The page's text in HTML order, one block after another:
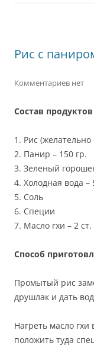
Рис с
Комментариев нет
Состав
1. Рис (желательно
2. Панир – 150 гр.
3. Зеленый
4. Холодная вода –
5. Соль
6. Специи
7. Масло гхи – 2
Способ
Промытый рис
друшлак и дать
Нагреть масло
положить туда